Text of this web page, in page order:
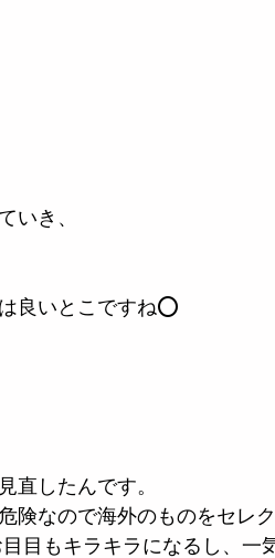
いき、
良いとこですね⭕️
直したんです。
険なので海外のものをセレク
目もキラキラになるし、一